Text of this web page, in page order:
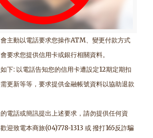
主動以電話要求您操作ATM、變更付款方式
要求您提供信用卡或銀行相關資料。
下: 以電話告知您的信用卡遭設定12期定期扣
更新等等，要求提供金融帳號資料以協助退款
電話或簡訊提出上述要求，請勿提供任何資
迎致電本商旅(04)778-1313 或 撥打165反詐騙